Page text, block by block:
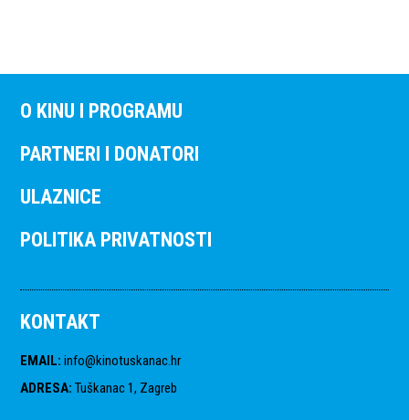
O KINU I PROGRAMU
PARTNERI I DONATORI
ULAZNICE
POLITIKA PRIVATNOSTI
KONTAKT
EMAIL: info@kinotuskanac.hr
ADRESA: Tuškanac 1, Zagreb